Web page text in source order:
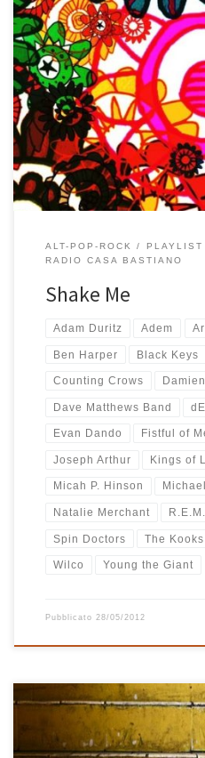
Inizia e finisce molto low-fi Shake
Casa Bastiano. Le Hotel Sessions
appassionati dei Lemonheads,
loro pezzi migliori registrati così
di fondo in camere d’hotel […]
ALT-POP-ROCK
PLAYLIST
RADIO CASA BASTIANO
Shake Me
Adam Duritz Adem
Ben Harper Black Keys
Counting Crows
Dave Matthews Band
Evan Dando Fistful of
Joseph Arthur Kings of
Micah P. Hinson
Natalie Merchant R.E.M.
Spin Doctors The Kooks
Wilco Young the Giant
Pubblicato 28/05/2012